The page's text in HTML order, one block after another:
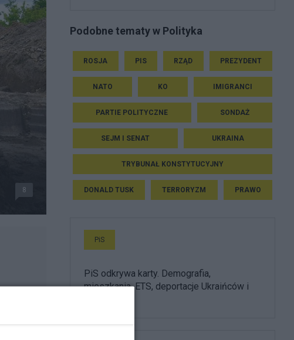
8
Podobne tematy w Polityka
ROSJA PIS RZĄD PREZYDENT
NATO KO IMIGRANCI
PARTIE POLITYCZNE SONDAŻ
SEJM I SENAT UKRAINA
TRYBUNAŁ KONSTYTUCYJNY
DONALD TUSK TERRORYZM PRAWO
PiS
PiS odkrywa karty. Demografia,
mieszkania, ETS, deportacje Ukraińców i